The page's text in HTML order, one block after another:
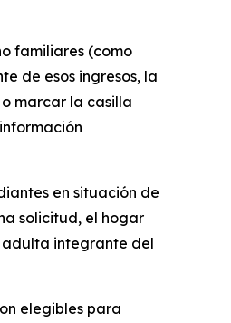
familiares (como
de esos ingresos, la
marcar la casilla
en situación de
solicitud, el hogar
integrante del
elegibles para